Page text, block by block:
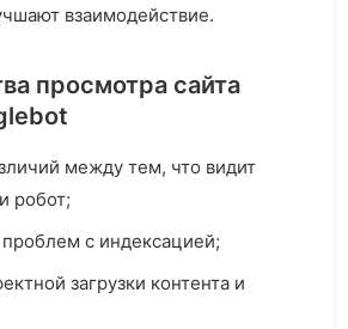
взаимодействие.
просмотра сайта
между тем, что видит
робот;
с индексацией;
загрузки контента и